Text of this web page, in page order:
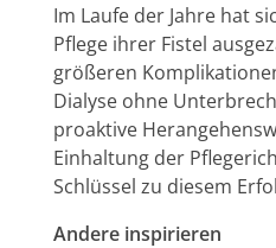
Im Laufe der Jahre hat
Pflege ihrer Fistel
größeren
Dialyse ohne
proaktive
Einhaltung der
Schlüssel zu diesem
Andere inspirieren